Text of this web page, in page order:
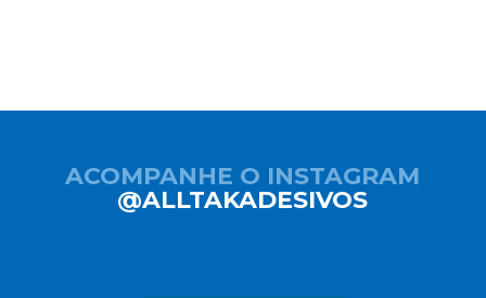
ACOMPANHE O INSTAGRAM
@ALLTAKADESIVOS